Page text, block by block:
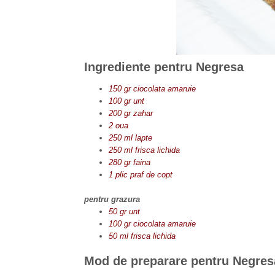
Ingrediente pentru Negresa
150 gr ciocolata amaruie
100 gr unt
200 gr zahar
2 oua
250 ml lapte
250 ml frisca lichida
280 gr faina
1 plic praf de copt
pentru grazura
50 gr unt
100 gr ciocolata amaruie
50 ml frisca lichida
Mod de preparare pentru